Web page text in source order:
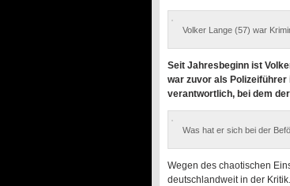
Volker Lange (57) war
Seit Jahresbeginn ist
war zuvor als
verantwortlich, bei dem
Was hat er sich bei der
Wegen des chaotischen
deutschlandweit in der Kritik.